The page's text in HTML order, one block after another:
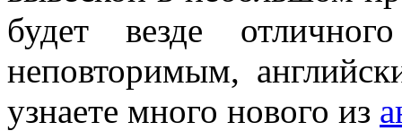
будет везде
неповторимым,
узнаете много нового из